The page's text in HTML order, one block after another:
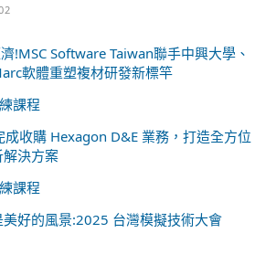
!MSC Software Taiwan聯手中興大學、
軟體重塑複材研發新標竿
課程
成收購 Hexagon D&E 業務，打造全方位
決方案
課程
好的風景:2025 台灣模擬技術大會